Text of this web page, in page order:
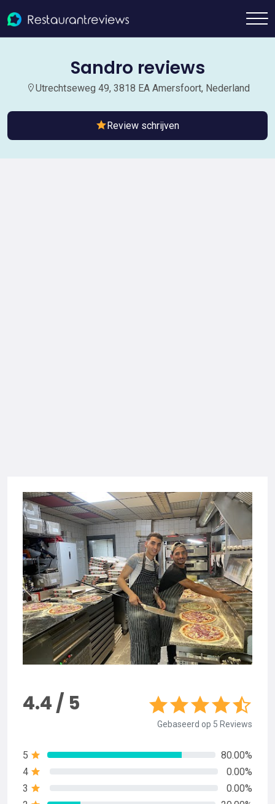
Sandro reviews
Utrechtseweg 49, 3818 EA Amersfoort, Nederland
Review schrijven
4.4 / 5
Gebaseerd op 5 Reviews
5
80.00%
4
0.00%
3
0.00%